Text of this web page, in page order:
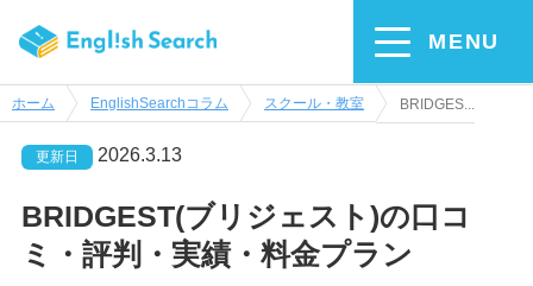
MENU
ホーム EnglishSearchコラム スクール・教室 BRIDGES...
更新日 2026.3.13
BRIDGEST(ブリジェスト)の口コ
ミ・評判・実績・料金プラン